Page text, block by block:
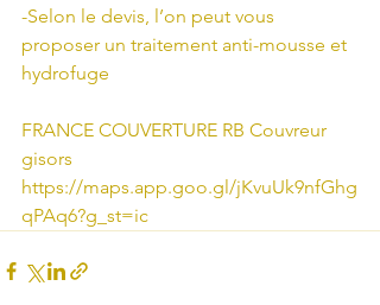
-Selon le devis, l’on peut vous
proposer un traitement anti-mousse et
hydrofuge
FRANCE COUVERTURE RB Couvreur
gisors
https://maps.app.goo.gl/jKvuUk9nfGhg
qPAq6?g_st=ic